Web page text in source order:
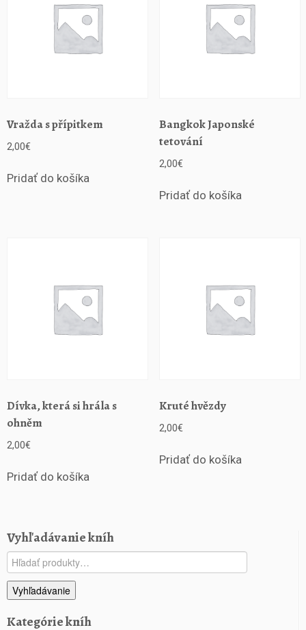
Vražda s přípitkem
2,00€
Pridať do košíka
Bangkok Japonské
tetování
2,00€
Pridať do košíka
Dívka, která si hrála s
ohněm
2,00€
Pridať do košíka
Kruté hvězdy
2,00€
Pridať do košíka
Vyhľadávanie kníh
Hľadať:
Vyhľadávanie
Kategórie kníh